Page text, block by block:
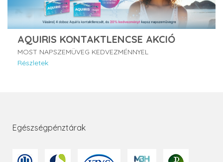
AQUIRIS KONTAKTLENCSE AKCIÓ
MOST NAPSZEMÜVEG KEDVEZMÉNNYEL
Részletek
Egészségpénztárak